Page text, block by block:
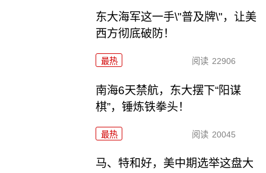
东大海军这一手\"普及牌\"，让美
西方彻底破防！
最热 阅读 22906
南海6天禁航，东大摆下“阳谋
棋”，锤炼铁拳头！
最热 阅读 20045
马、特和好，美中期选举这盘大